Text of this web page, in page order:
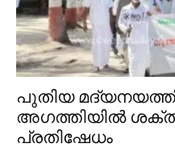
പുതിയ
അഗത്തിയിൽ
പ്രതിഷേധം